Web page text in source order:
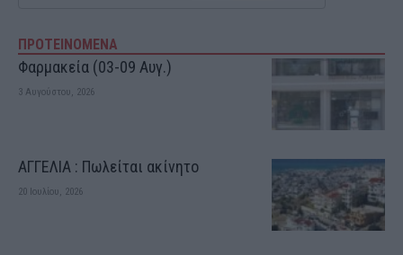
ΠΡΟΤΕΙΝΟΜΕΝΑ
Φαρμακεία (03-09 Αυγ.)
3 Αυγούστου, 2026
ΑΓΓΕΛΙΑ : Πωλείται ακίνητο
20 Ιουλίου, 2026